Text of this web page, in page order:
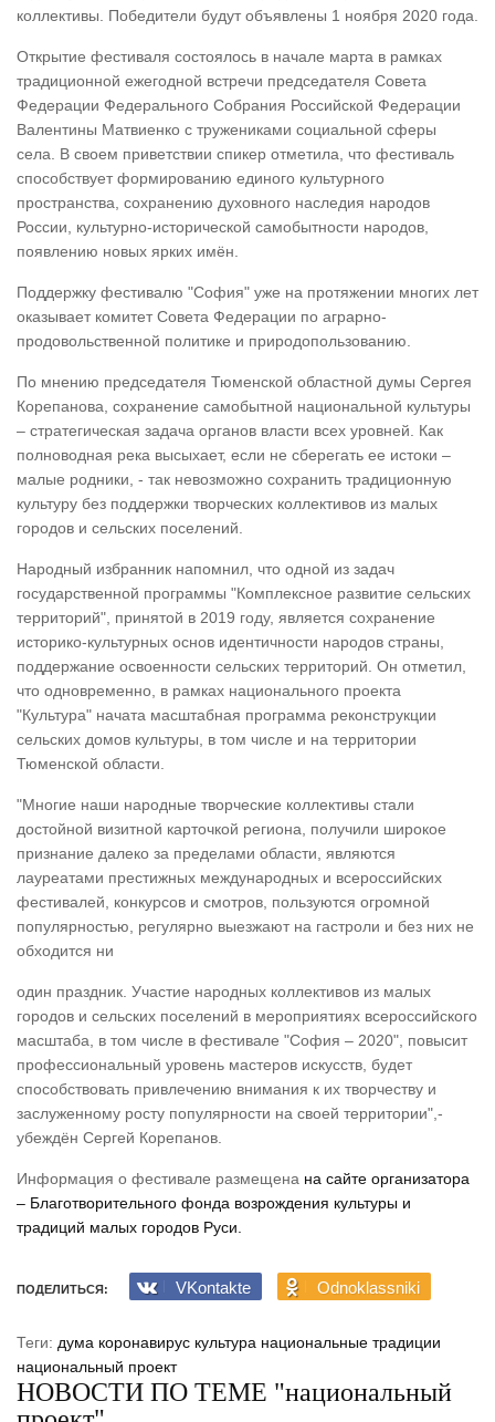
коллективы. Победители будут объявлены 1 ноября 2020 года.
Открытие фестиваля состоялось в начале марта в рамках
традиционной ежегодной встречи председателя Совета
Федерации Федерального Собрания Российской Федерации
Валентины Матвиенко с тружениками социальной сферы
села. В своем приветствии спикер отметила, что фестиваль
способствует формированию единого культурного
пространства, сохранению духовного наследия народов
России, культурно-исторической самобытности народов,
появлению новых ярких имён.
Поддержку фестивалю "София" уже на протяжении многих лет
оказывает комитет Совета Федерации по аграрно-
продовольственной политике и природопользованию.
По мнению председателя Тюменской областной думы Сергея
Корепанова, сохранение самобытной национальной культуры
– стратегическая задача органов власти всех уровней. Как
полноводная река высыхает, если не сберегать ее истоки –
малые родники, - так невозможно сохранить традиционную
культуру без поддержки творческих коллективов из малых
городов и сельских поселений.
Народный избранник напомнил, что одной из задач
государственной программы "Комплексное развитие сельских
территорий", принятой в 2019 году, является сохранение
историко-культурных основ идентичности народов страны,
поддержание освоенности сельских территорий. Он отметил,
что одновременно, в рамках национального проекта
"Культура" начата масштабная программа реконструкции
сельских домов культуры, в том числе и на территории
Тюменской области.
"Многие наши народные творческие коллективы стали
достойной визитной карточкой региона, получили широкое
признание далеко за пределами области, являются
лауреатами престижных международных и всероссийских
фестивалей, конкурсов и смотров, пользуются огромной
популярностью, регулярно выезжают на гастроли и без них не
обходится ни
один праздник. Участие народных коллективов из малых
городов и сельских поселений в мероприятиях всероссийского
масштаба, в том числе в фестивале "София – 2020", повысит
профессиональный уровень мастеров искусств, будет
способствовать привлечению внимания к их творчеству и
заслуженному росту популярности на своей территории",-
убеждён Сергей Корепанов.
Информация о фестивале размещена на сайте организатора
– Благотворительного фонда возрождения культуры и
традиций малых городов Руси.
ПОДЕЛИТЬСЯ: VKontakte Odnoklassniki
Теги: дума коронавирус культура национальные традиции
национальный проект
НОВОСТИ ПО ТЕМЕ "национальный